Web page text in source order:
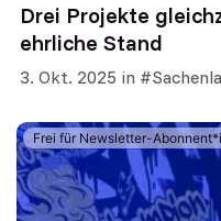
Drei Projekte
ehrliche Stand
3. Okt. 2025 in
Frei für Newsletter-